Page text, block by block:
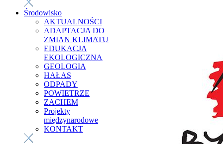
Środowisko
AKTUALNOŚCI
ADAPTACJA DO
ZMIAN KLIMATU
EDUKACJA
EKOLOGICZNA
GEOLOGIA
HAŁAS
ODPADY
POWIETRZE
ZACHEM
Projekty
międzynarodowe
KONTAKT